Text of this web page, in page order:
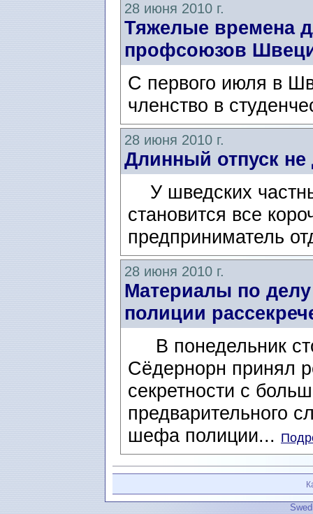
28 июня 2010 г.
Тяжелые времена
профсоюзов
С первого июля в
членство в
28 июня 2010 г.
Длинный отпуск не
У шведских
становится все
предприниматель
28 июня 2010 г.
Материалы по
полиции
В понедельник
Сёдернорн принял
секретности с
предварительного
шефа полиции...